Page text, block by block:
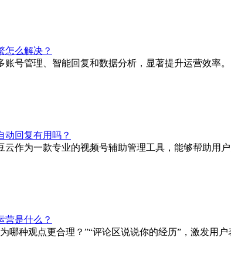
怎么解决？
号管理、智能回复和数据分析，显著提升运营效率。
动回复有用吗？
作为一款专业的视频号辅助管理工具，能够帮助用
营是什么？
哪种观点更合理？”“评论区说说你的经历”，激发用户